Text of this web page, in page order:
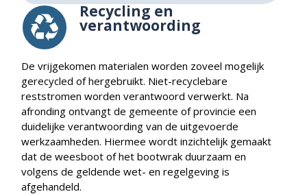
Recycling en
verantwoording
De vrijgekomen materialen worden zoveel mogelijk
gerecycled of hergebruikt. Niet-recyclebare
reststromen worden verantwoord verwerkt. Na
afronding ontvangt de gemeente of provincie een
duidelijke verantwoording van de uitgevoerde
werkzaamheden. Hiermee wordt inzichtelijk gemaakt
dat de weesboot of het bootwrak duurzaam en
volgens de geldende wet- en regelgeving is
afgehandeld.